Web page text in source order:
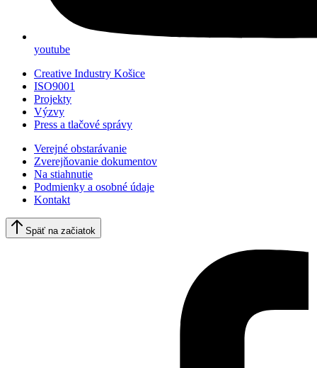
youtube
Creative Industry Košice
ISO9001
Projekty
Výzvy
Press a tlačové správy
Verejné obstarávanie
Zverejňovanie dokumentov
Na stiahnutie
Podmienky a osobné údaje
Kontakt
Späť na začiatok